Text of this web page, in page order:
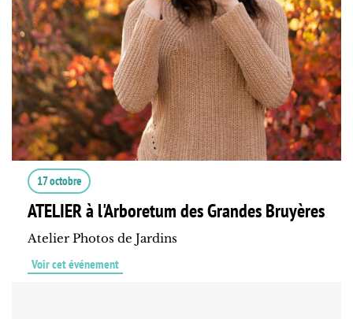
17 octobre
ATELIER à l'Arboretum des Grandes Bruyères
Atelier Photos de Jardins
Voir cet événement